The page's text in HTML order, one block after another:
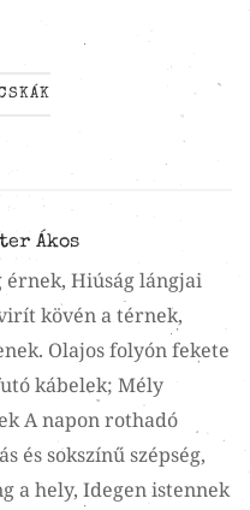
Ákos
érnek, Hiúság lángjai
kövén a térnek,
Olajos folyón fekete
kábelek; Mély
A napon rothadó
és sokszínű szépség,
a hely, Idegen istennek